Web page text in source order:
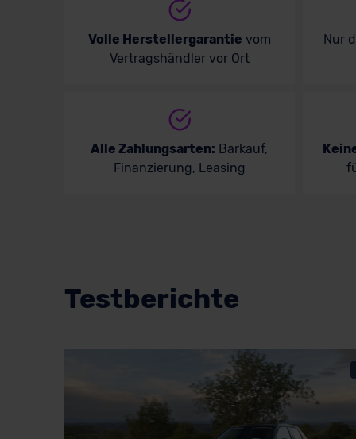
Volle Herstellergarantie vom
Vertragshändler vor Ort
Nur
Alle Zahlungsarten: Barkauf,
Finanzierung, Leasing
Testberichte